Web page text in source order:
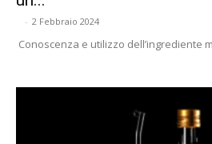
- 2 Febbraio 2024
Conoscenza e utilizzo dell’ingrediente